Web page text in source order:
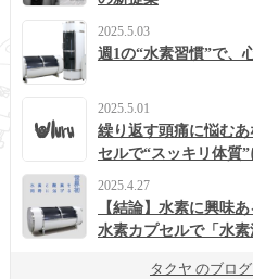
2025.5.03
週1の“水素習慣”で、
2025.5.01
繰り返す頭痛に悩む
セルで“スッキリ体質
2025.4.27
【結論】水素に興味
水素カプセルで「水素
タクヤ のブロ